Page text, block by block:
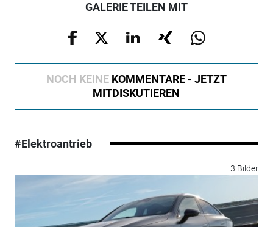
GALERIE TEILEN MIT
NOCH KEINE KOMMENTARE - JETZT
MITDISKUTIEREN
#Elektroantrieb
3 Bilder